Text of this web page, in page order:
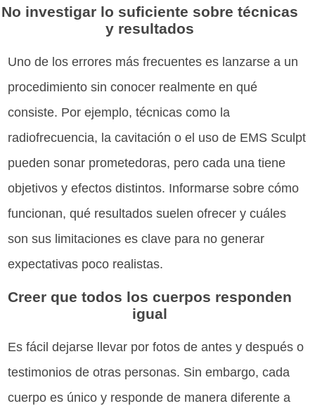
No investigar lo suficiente sobre técnicas
y resultados
Uno de los errores más frecuentes es lanzarse a un
procedimiento sin conocer realmente en qué
consiste. Por ejemplo, técnicas como la
radiofrecuencia, la cavitación o el uso de EMS Sculpt
pueden sonar prometedoras, pero cada una tiene
objetivos y efectos distintos. Informarse sobre cómo
funcionan, qué resultados suelen ofrecer y cuáles
son sus limitaciones es clave para no generar
expectativas poco realistas.
Creer que todos los cuerpos responden
igual
Es fácil dejarse llevar por fotos de antes y después o
testimonios de otras personas. Sin embargo, cada
cuerpo es único y responde de manera diferente a